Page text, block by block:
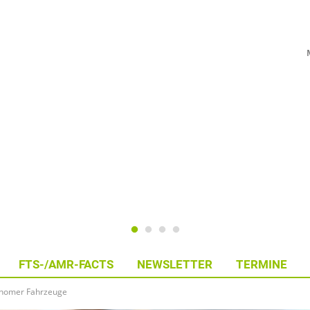
FTS-/AMR-FACTS NEWSLETTER TERMINE
Fahrzeuge